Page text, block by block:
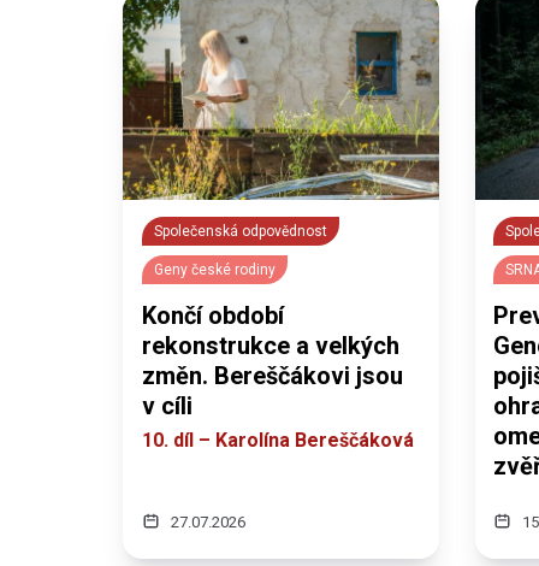
Společenská odpovědnost
Geny české rodiny
Končí období
rekonstrukce a velkých
změn. Bereščákovi jsou
v cíli
10. díl – Karolína Bereščáková
27.07.2026